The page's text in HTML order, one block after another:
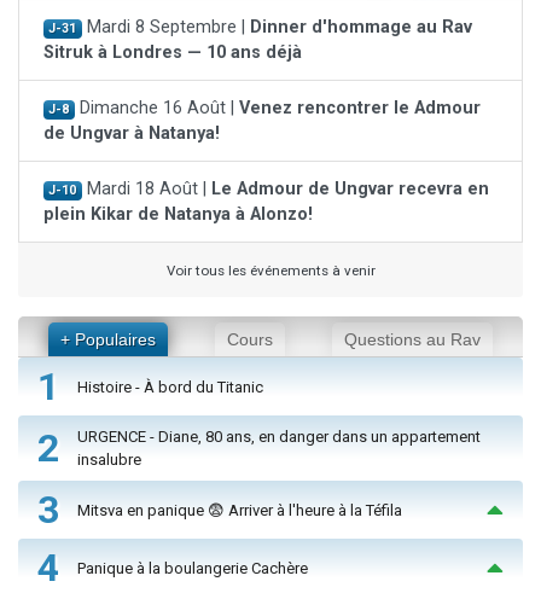
J-31 Mardi 8 Septembre |
Dinner d'hommage au Rav
Sitruk à Londres — 10 ans déjà
J-8 Dimanche 16 Août | Venez rencontrer le Admour
de Ungvar à Natanya!
J-10 Mardi 18 Août |
Le Admour de Ungvar recevra en
plein Kikar de Natanya à Alonzo!
Voir tous les événements à venir
+ Populaires Cours Questions au Rav
1 Histoire - À bord du Titanic
2
URGENCE - Diane, 80 ans, en danger dans un appartement
insalubre
3 Mitsva en panique 😨 Arriver à l'heure à la Téfila
4 Panique à la boulangerie Cachère